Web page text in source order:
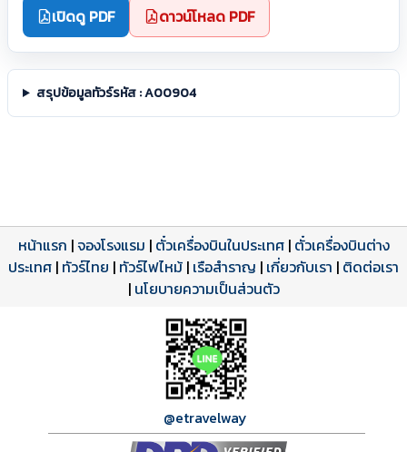
เปิดดู PDF ดาวน์โหลด PDF
สรุปข้อมูลทัวร์รหัส : A00904
โปรแกรมทัวร์
A00904 PDF
ดาวน์โหลด PDF
รีวิวลูกค้าจริง
รีวิวจาก eTravelWay
เปิดหน้าเต็ม
ใบอนุญาตนำเที่ยว
เลขที่ 11/11450
เปิดหน้าเต็ม
หน้าแรก |จองโรงแรม | ตั๋วเครื่องบินในประเทศ| ตั๋วเครื่องบินต่าง
ประเทศ | ทัวร์ไทย | ทัวร์ไฟไหม้ | เรือสำราญ | เกี่ยวกับเรา | ติดต่อเรา
| นโยบายความเป็นส่วนตัว
@etravelway